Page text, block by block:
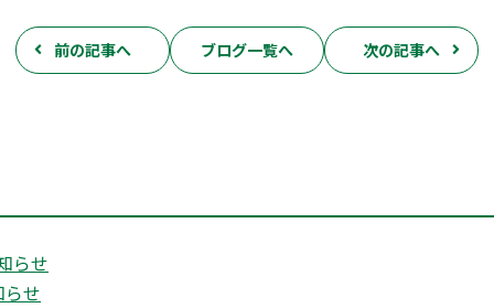
前の記事へ ブログ一覧へ 次の記事へ
らせ
らせ